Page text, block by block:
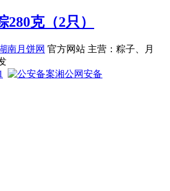
克（2只）
南月饼网 官方网站 主营：粽子、月
湘公网安备